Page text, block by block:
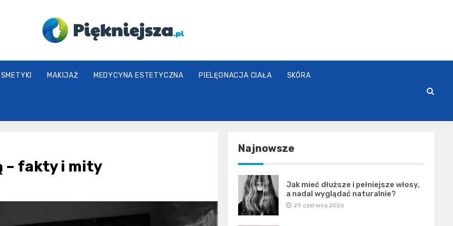
piekniejsza.pl
MAKIJAŻ MEDYCYNA ESTETYCZNA PIELĘGNACJA CIAŁA SKÓRA
– fakty i mity
Najnowsze
Jak mieć dłuższe i pełniejsze włosy,
a nadal wyglądać naturalnie?
29 czerwca 2026